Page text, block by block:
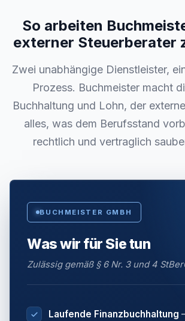
So arbeiten
externer Steuerberater
Zwei unabhängige Dienstleister,
Prozess. Buchmeister macht
Buchhaltung und Lohn, der
alles, was dem Berufsstand
rechtlich und vertraglich
BUCHMEISTER GMBH
Was wir für Sie tun
Zulässig gemäß § 6 Nr. 3 und 4
Laufende Finanzbuchhaltung